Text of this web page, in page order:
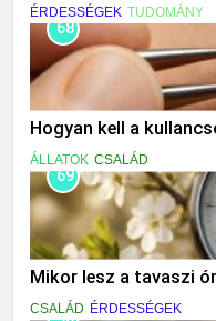
ÉRDESSÉGEK TUDOMÁNY
68
Hogyan kell a
ÁLLATOK CSALÁD
69
Mikor lesz a tavaszi
CSALÁD ÉRDESSÉGEK